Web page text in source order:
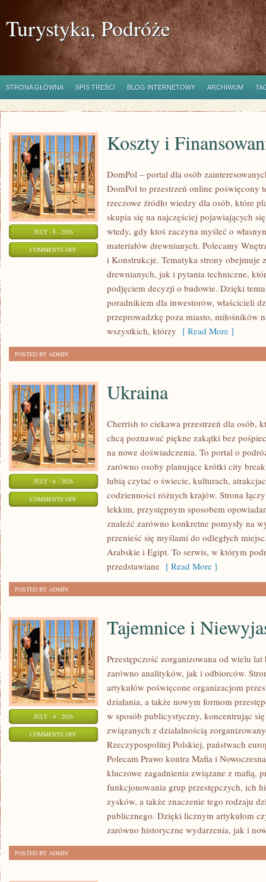
Turystyka, Podróże
STRONA GŁÓWNA SPIS TREŚCI BLOG INTERNETOWY ARCHIWUM
JULY - 8 - 2026
COMMENTS OFFON
FINANSOWANIE
Koszty i
DomPol – portal dla osób
DomPol to przestrzeń online poświęcony
rzeczowe źródło wiedzy dla osób, które
skupia się na najczęściej pojawiających
wtedy, gdy ktoś zaczyna myśleć o
materiałów drewnianych. Polecamy
i Konstrukcje. Tematyka strony obejmuje
drewnianych, jak i pytania techniczne,
podjęciem decyzji o budowie. Dzięki
poradnikiem dla inwestorów, właścicieli
przeprowadzkę poza miasto, miłośników
wszystkich, którzy [ Read More ]
POSTED BY ADMIN
JULY - 6 - 2026
COMMENTS OFFON
Ukraina
Cherrish to ciekawa przestrzeń dla osób,
chcą poznawać piękne zakątki bez
na nowe doświadczenia. To portal o
zarówno osoby planujące krótki city
lubią czytać o świecie, kulturach,
codzienności różnych krajów. Strona
lekkim, przystępnym sposobem
znaleźć zarówno konkretne pomysły na
przenieść się myślami do odległych
Arabskie i Egipt. To serwis, w którym
przedstawiane [ Read More ]
POSTED BY ADMIN
JULY - 4 - 2026
COMMENTS OFFON
TAJEMNICE
NIEWYJAŚNIONE
Tajemnice i
Przestępczość zorganizowana od wielu
zarówno analityków, jak i odbiorców.
artykułów poświęcone organizacjom
działania, a także nowym formom
w sposób publicystyczny, koncentrując
związanych z działalnością
Rzeczypospolitej Polskiej, państwach
Polecam Prawo kontra Mafia i
kluczowe zagadnienia związane z mafią,
funkcjonowania grup przestępczych, ich
zysków, a także znaczenie tego rodzaju
publicznego. Dzięki licznym artykułom
zarówno historyczne wydarzenia, jak i
POSTED BY ADMIN